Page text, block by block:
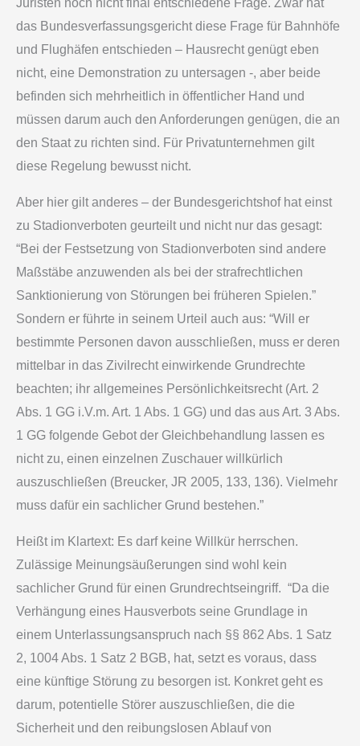
Juristen noch nicht final entschiedene Frage. Zwar hat
das Bundesverfassungsgericht diese Frage für Bahnhöfe
und Flughäfen entschieden – Hausrecht genügt eben
nicht, eine Demonstration zu untersagen -, aber beide
befinden sich mehrheitlich in öffentlicher Hand und
müssen darum auch den Anforderungen genügen, die an
den Staat zu richten sind. Für Privatunternehmen gilt
diese Regelung bewusst nicht.
Aber hier gilt anderes – der Bundesgerichtshof hat einst
zu Stadionverboten geurteilt und nicht nur das gesagt:
“Bei der Festsetzung von Stadionverboten sind andere
Maßstäbe anzuwenden als bei der strafrechtlichen
Sanktionierung von Störungen bei früheren Spielen.”
Sondern er führte in seinem Urteil auch aus: “Will er
bestimmte Personen davon ausschließen, muss er deren
mittelbar in das Zivilrecht einwirkende Grundrechte
beachten; ihr allgemeines Persönlichkeitsrecht (Art. 2
Abs. 1 GG i.V.m. Art. 1 Abs. 1 GG) und das aus Art. 3 Abs.
1 GG folgende Gebot der Gleichbehandlung lassen es
nicht zu, einen einzelnen Zuschauer willkürlich
auszuschließen (Breucker, JR 2005, 133, 136). Vielmehr
muss dafür ein sachlicher Grund bestehen.”
Heißt im Klartext: Es darf keine Willkür herrschen.
Zulässige Meinungsäußerungen sind wohl kein
sachlicher Grund für einen Grundrechtseingriff. “Da die
Verhängung eines Hausverbots seine Grundlage in
einem Unterlassungsanspruch nach §§ 862 Abs. 1 Satz
2, 1004 Abs. 1 Satz 2 BGB, hat, setzt es voraus, dass
eine künftige Störung zu besorgen ist. Konkret geht es
darum, potentielle Störer auszuschließen, die die
Sicherheit und den reibungslosen Ablauf von